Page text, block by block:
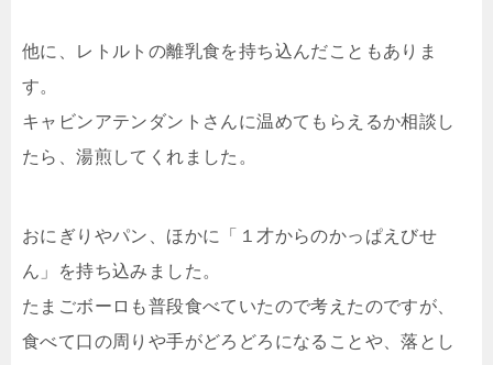
他に、レトルトの離乳食を持ち込んだこともありま
す。
キャビンアテンダントさんに温めてもらえるか相談し
たら、湯煎してくれました。
おにぎりやパン、ほかに「１才からのかっぱえびせ
ん」を持ち込みました。
たまごボーロも普段食べていたので考えたのですが、
食べて口の周りや手がどろどろになることや、落とし